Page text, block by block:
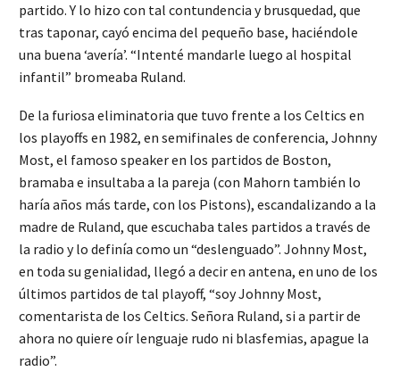
partido. Y lo hizo con tal contundencia y brusquedad, que
tras taponar, cayó encima del pequeño base, haciéndole
una buena ‘avería’. “Intenté mandarle luego al hospital
infantil” bromeaba Ruland.
De la furiosa eliminatoria que tuvo frente a los Celtics en
los playoffs en 1982, en semifinales de conferencia, Johnny
Most, el famoso speaker en los partidos de Boston,
bramaba e insultaba a la pareja (con Mahorn también lo
haría años más tarde, con los Pistons), escandalizando a la
madre de Ruland, que escuchaba tales partidos a través de
la radio y lo definía como un “deslenguado”. Johnny Most,
en toda su genialidad, llegó a decir en antena, en uno de los
últimos partidos de tal playoff, “soy Johnny Most,
comentarista de los Celtics. Señora Ruland, si a partir de
ahora no quiere oír lenguaje rudo ni blasfemias, apague la
radio”.